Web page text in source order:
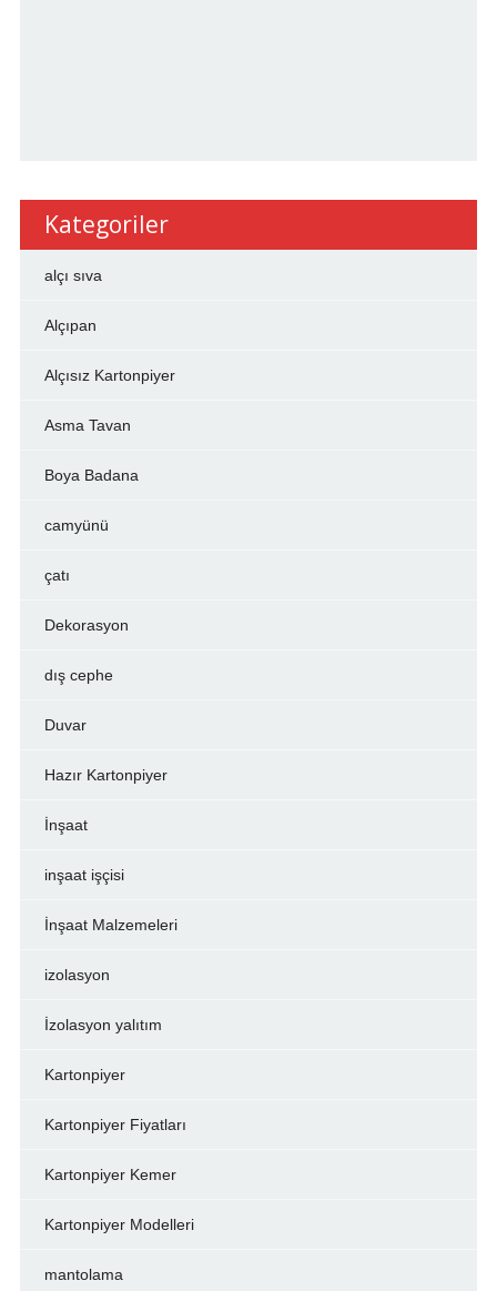
Kategoriler
alçı sıva
Alçıpan
Alçısız Kartonpiyer
Asma Tavan
Boya Badana
camyünü
çatı
Dekorasyon
dış cephe
Duvar
Hazır Kartonpiyer
İnşaat
inşaat işçisi
İnşaat Malzemeleri
izolasyon
İzolasyon yalıtım
Kartonpiyer
Kartonpiyer Fiyatları
Kartonpiyer Kemer
Kartonpiyer Modelleri
mantolama